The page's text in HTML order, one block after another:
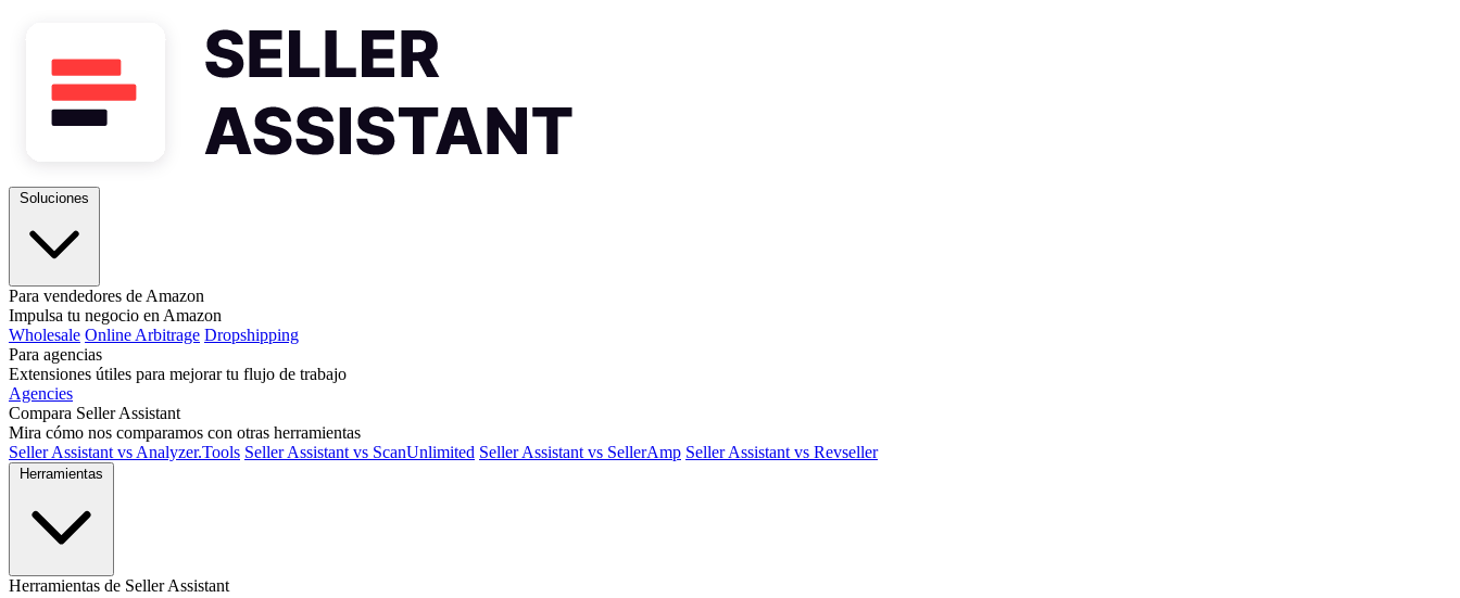
Para vendedores de Amazon
Impulsa tu negocio en Amazon
Wholesale Online Arbitrage Dropshipping
Para agencias
Extensiones útiles para mejorar tu flujo de trabajo
Agencies
Compara Seller Assistant
Mira cómo nos comparamos con otras herramientas
Seller Assistant vs Analyzer.Tools Seller Assistant vs ScanUnlimited Seller Assistant vs SellerAmp Seller Assistant vs Revseller
Herramientas de Seller Assistant